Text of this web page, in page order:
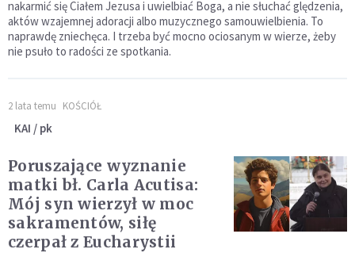
nakarmić się Ciałem Jezusa i uwielbiać Boga, a nie słuchać ględzenia,
aktów wzajemnej adoracji albo muzycznego samouwielbienia. To
naprawdę zniechęca. I trzeba być mocno ociosanym w wierze, żeby
nie psuło to radości ze spotkania.
2 lata temu KOŚCIÓŁ
KAI / pk
Poruszające wyznanie
matki bł. Carla Acutisa:
Mój syn wierzył w moc
sakramentów, siłę
czerpał z Eucharystii